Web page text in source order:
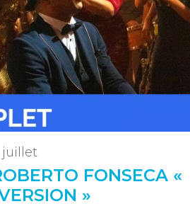
juillet
FONSECA «
»